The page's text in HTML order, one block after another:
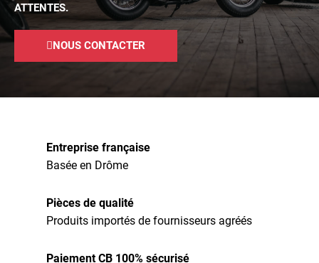
ATTENTES.
NOUS CONTACTER
Entreprise française
Basée en Drôme
Pièces de qualité
Produits importés de fournisseurs agréés
Paiement CB 100% sécurisé